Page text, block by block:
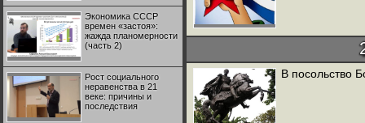
Экономика СССР
времен «застоя»:
жажда планомерности
(часть 2)
Рост социального
неравенства в 21
веке: причины и
последствия
В посольство